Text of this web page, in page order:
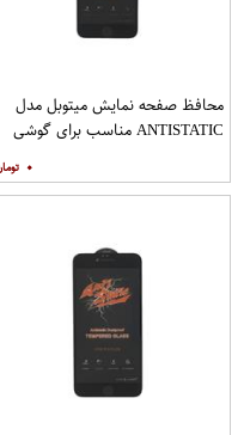
محافظ صفحه نمایش میتوبل مدل
ANTISTATIC مناسب برای گوشی
۰